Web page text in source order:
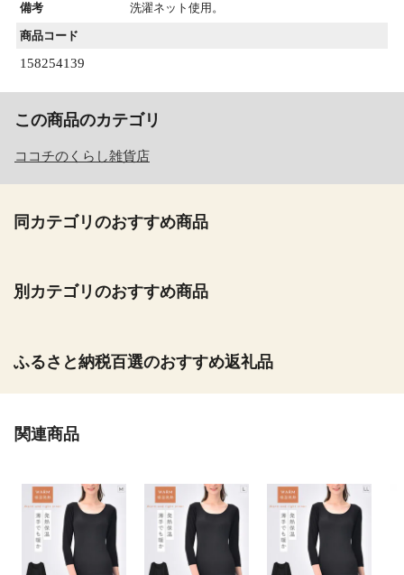
備考 洗濯ネット使用。
商品コード
158254139
この商品のカテゴリ
ココチのくらし雑貨店
同カテゴリのおすすめ商品
別カテゴリのおすすめ商品
ふるさと納税百選のおすすめ返礼品
関連商品